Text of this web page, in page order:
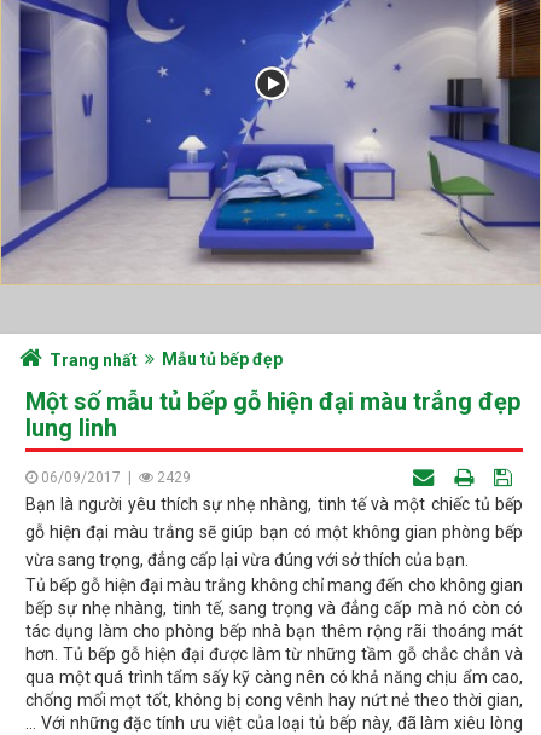
Trang nhất Mẫu tủ bếp đẹp
Một số mẫu tủ bếp gỗ hiện đại màu trắng đẹp
lung linh
06/09/2017 2429
Bạn là người yêu thích sự nhẹ nhàng, tinh tế và một chiếc tủ bếp
gỗ hiện đại màu trắng sẽ giúp bạn có một không gian phòng bếp
vừa sang trọng, đẳng cấp lại vừa đúng với sở thích của bạn.
Tủ bếp gỗ hiện đại màu trắng không chỉ mang đến cho không gian
bếp sự nhẹ nhàng, tinh tế, sang trọng và đẳng cấp mà nó còn có
tác dụng làm cho phòng bếp nhà bạn thêm rộng rãi thoáng mát
hơn. Tủ bếp gỗ hiện đại được làm từ những tầm gỗ chắc chắn và
qua một quá trình tẩm sấy kỹ càng nên có khả năng chịu ẩm cao,
chống mối mọt tốt, không bị cong vênh hay nứt nẻ theo thời gian,
… Với những đặc tính ưu việt của loại tủ bếp này, đã làm xiêu lòng